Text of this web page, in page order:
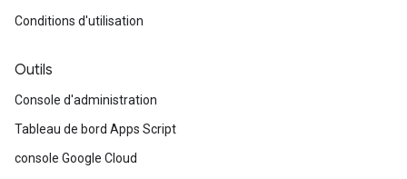
Conditions d'utilisation
Outils
Console d'administration
Tableau de bord Apps Script
console Google Cloud